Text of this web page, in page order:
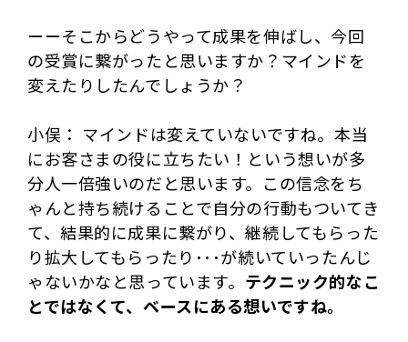
ーーそこからどうやって成果を伸ばし、今回
の受賞に繋がったと思いますか？マインドを
変えたりしたんでしょうか？
小俣： マインドは変えていないですね。本当
にお客さまの役に立ちたい！という想いが多
分人一倍強いのだと思います。この信念をち
ゃんと持ち続けることで自分の行動もついてき
て、結果的に成果に繋がり、継続してもらった
り拡大してもらったり･･･が続いていったんじ
ゃないかなと思っています。 テクニック的なこ
とではなくて、ベースにある想いですね。